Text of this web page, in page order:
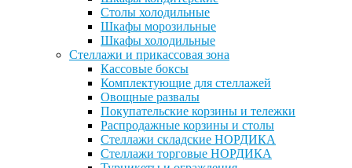
Столы холодильные
Шкафы морозильные
Шкафы холодильные
Стеллажи и прикассовая зона
Кассовые боксы
Комплектующие для стеллажей
Овощные развалы
Покупательские корзины и тележки
Распродажные корзины и столы
Стеллажи складские НОРДИКА
Стеллажи торговые НОРДИКА